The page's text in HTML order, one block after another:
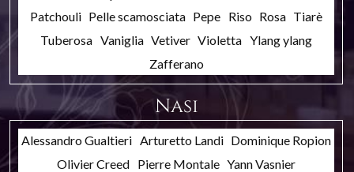
Patchouli Pelle scamosciata Pepe Riso Rosa Tiarè
Tuberosa Vaniglia Vetiver Violetta Ylang ylang
Zafferano
Nasi
Alessandro Gualtieri Arturetto Landi Dominique Ropion
Olivier Creed Pierre Montale Yann Vasnier